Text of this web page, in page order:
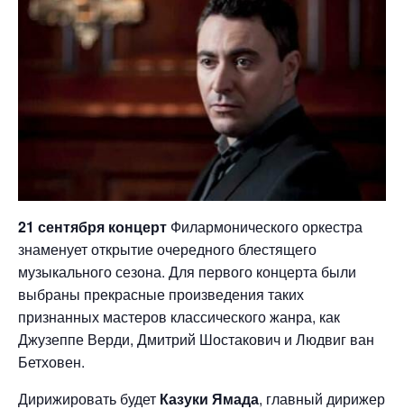
21 сентября концерт Филармонического оркестра
знаменует открытие очередного блестящего
музыкального сезона. Для первого концерта были
выбраны прекрасные произведения таких
признанных мастеров классического жанра, как
Джузеппе Верди, Дмитрий Шостакович и Людвиг ван
Бетховен.
Дирижировать будет Казуки Ямада, главный дирижер